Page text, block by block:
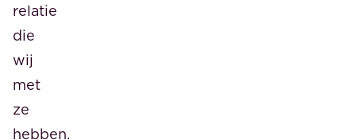
relatie
die
wij
met
ze
hebben.